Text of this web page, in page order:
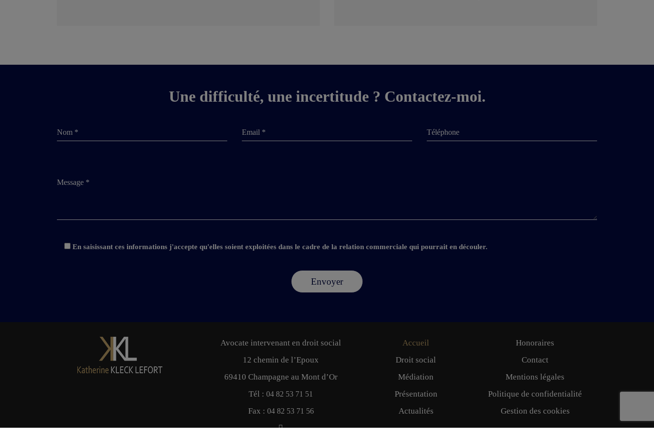
Une difficulté, une incertitude ? Contactez-moi.
En saisissant ces informations j'accepte qu'elles soient exploitées dans le cadre de la relation commerciale qui pourrait en découler.
Avocate intervenant en droit social
12 chemin de l’Epoux
69410 Champagne au Mont d’Or
Tél : 04 82 53 71 51
Fax : 04 82 53 71 56
Accueil
Droit social
Médiation
Présentation
Actualités
Honoraires
Contact
Mentions légales
Politique de confidentialité
Gestion des cookies